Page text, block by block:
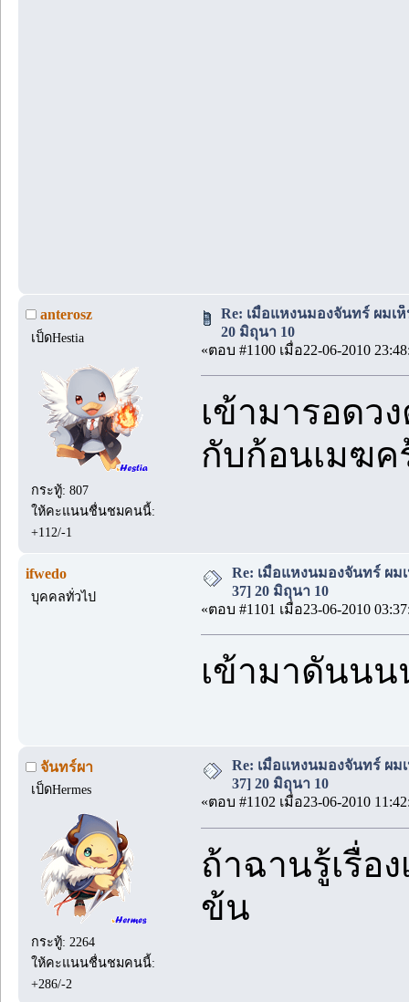
anterosz
เป็ดHestia
กระทู้: 807
ให้คะแนนชื่นชมคนนี้:
+112/-1
Re: เมื่อแหงนมองจันทร์ ผมเ
20 มิถุนา 10
«ตอบ #1100 เมื่อ22-06-2010
เข้ามารอดว
กับก้อนเมฆค
ifwedo
บุคคลทั่วไป
Re: เมื่อแหงนมองจันทร์ ผม
37] 20 มิถุนา 10
«ตอบ #1101 เมื่อ23-06-2010
เข้ามาดันนน
จันทร์ผา
เป็ดHermes
กระทู้: 2264
ให้คะแนนชื่นชมคนนี้:
+286/-2
Re: เมื่อแหงนมองจันทร์ ผม
37] 20 มิถุนา 10
«ตอบ #1102 เมื่อ23-06-2010
ถ้าฉานรู้เรื่อ
ข้น